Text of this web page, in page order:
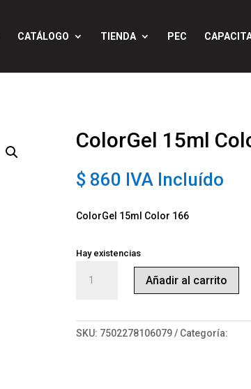
CATÁLOGO TIENDA PEC
ColorGel 15ml
$ 860 IVA Incluído
ColorGel 15ml Color 166
Hay existencias
15ml
cantidad
Añadir al carrito
SKU: 7502278106079 Categoría: